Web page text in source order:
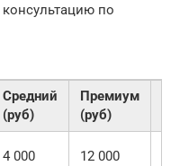
по
Средний
(руб)
Премиум
(руб)
4 000 12 000